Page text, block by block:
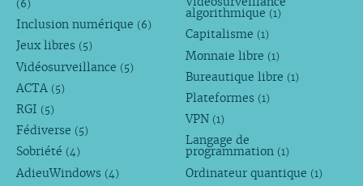
(6)
Inclusion numérique (6)
Jeux libres (5)
Vidéosurveillance (5)
ACTA (5)
RGI (5)
Fédiverse (5)
Sobriété (4)
AdieuWindows (4)
algorithmique (1)
Capitalisme (1)
Monnaie libre (1)
Bureautique libre (1)
Plateformes (1)
VPN (1)
Langage de
programmation (1)
Ordinateur quantique (1)